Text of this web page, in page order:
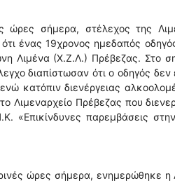
ώρες σήμερα, στέλεχος της
ένας 19χρονος ημεδαπός
Λιμένα (Χ.Ζ.Λ.) Πρέβεζας. Στο
διαπίστωσαν ότι ο οδηγός
κατόπιν διενέργειας
Λιμεναρχείο Πρέβεζας που
«Επικίνδυνες παρεμβάσεις
ώρες σήμερα, ενημερώθηκε η